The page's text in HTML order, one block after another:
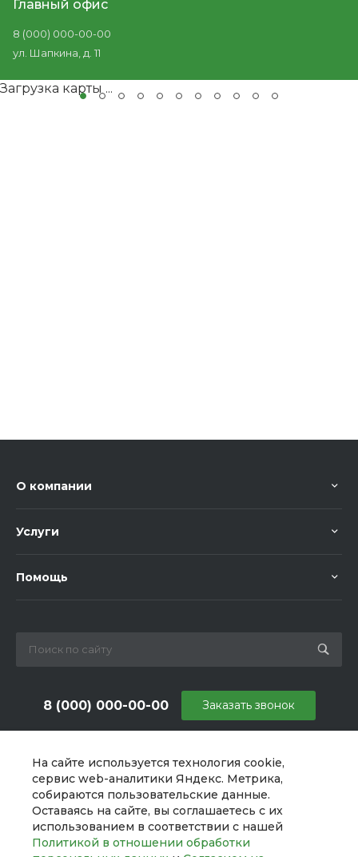
На сайте используется технология cookie,
сервис web-аналитики Яндекс. Метрика,
собираются пользовательские данные.
Оставаясь на сайте, вы соглашаетесь с их
использованием в соответствии с нашей
Политикой в отношении обработки
Главный офис
8 (000) 000-00-00
ул. Шапкина, д. 11
Загрузка карты ...
О компании
Услуги
Помощь
8 (000) 000-00-00
г. Москва, ул. Шапкина, д. 11
Заказать звонок